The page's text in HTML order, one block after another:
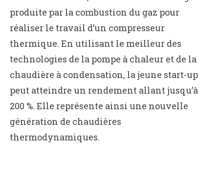
produite par la combustion du gaz pour
réaliser le travail d’un compresseur
thermique. En utilisant le meilleur des
technologies de la pompe à chaleur et de la
chaudière à condensation, la jeune start-up
peut atteindre un rendement allant jusqu’à
200 %. Elle représente ainsi une nouvelle
génération de chaudières
thermodynamiques.